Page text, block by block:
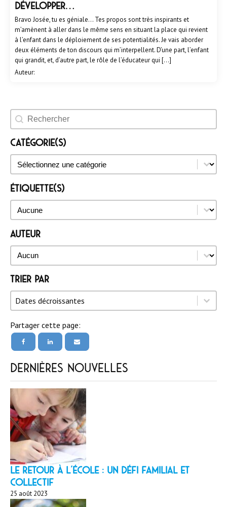
développer…
Bravo Josée, tu es géniale… Tes propos sont très inspirants et
m’amènent à aller dans le même sens en situant la place qui revient
à l’enfant dans le déploiement de ses potentialités. Je vais aborder
deux éléments de ton discours qui m’interpellent. D’une part, l’enfant
qui grandit, et, d’autre part, le rôle de l’éducateur qui […]
Auteur:
Rechercher un évènement
Catégorie(s)
Catégorie(s)
Catégorie(s)
Étiquette(s)
Étiquette(s)
Étiquette(s)
Auteur
Auteur
Auteur
Trier par
Trier par
Trier par
Dates décroissantes
Trier par
Partager cette page:
Dernières nouvelles
LE RETOUR À L’ÉCOLE : un défi familial et
collectif
25 août 2023